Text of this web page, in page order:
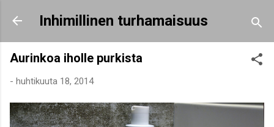
Siirry pääsisältöön
Inhimillinen turhamaisuus
Aurinkoa iholle purkista
- huhtikuuta 18, 2014